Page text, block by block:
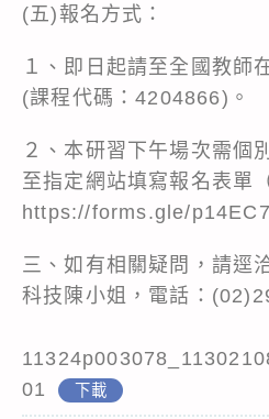
(五)報名方式：
１、即日起請至全國教師
(課程代碼：4204866)。
２、本研習下午場次需個
至指定網站填寫報名表單
https://forms.gle/
三、如有相關疑問，請逕
科技陳小姐，電話：
01
下載